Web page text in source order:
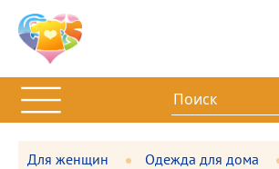
Для женщин Одежда для дома